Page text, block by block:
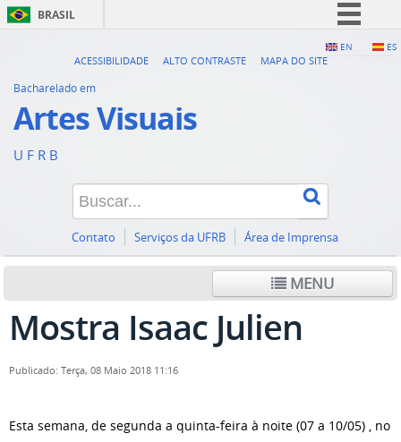
BRASIL
Canais
EN ES
ACESSIBILIDADE ALTO CONTRASTE MAPA DO SITE
Bacharelado em
Artes Visuais
U F R B
Contato Serviços da UFRB Área de Imprensa
MENU
Mostra Isaac Julien
Publicado: Terça, 08 Maio 2018 11:16
Esta semana, de segunda a quinta-feira à noite (07 a 10/05) , no